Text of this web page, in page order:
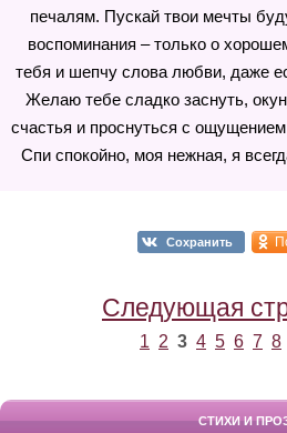
печалям. Пускай твои мечты
воспоминания – только о
тебя и шепчу слова любви, даже
Желаю тебе сладко заснуть,
счастья и проснуться с
Спи спокойно, моя нежная, я
Сохранить
Следующая
1 2 3 4 5 6 7 8
СТИХИ И